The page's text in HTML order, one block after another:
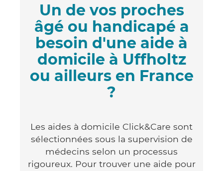
Un de vos proches
âgé ou handicapé a
besoin d'une aide à
domicile à Uffholtz
ou ailleurs en France
?
Les aides à domicile Click&Care sont
sélectionnées sous la supervision de
médecins selon un processus
rigoureux. Pour trouver une aide pour